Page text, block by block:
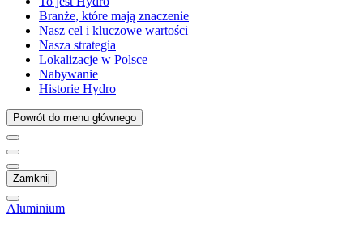
Branże, które mają znaczenie
Nasz cel i kluczowe wartości
Nasza strategia
Lokalizacje w Polsce
Nabywanie
Historie Hydro
Powrót do menu głównego
Zamknij
Aluminium